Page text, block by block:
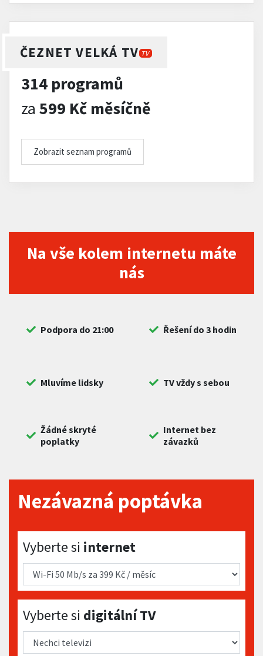
ČEZNET VELKÁ TV TV
314 programů
za 599 Kč měsíčně
Zobrazit seznam programů
Na vše kolem internetu máte
nás
Podpora do 21:00 Řešení do 3 hodin
Mluvíme lidsky TV vždy s sebou
Žádné skryté
poplatky
Internet bez
závazků
Nezávazná poptávka
Vyberte si internet
Vyberte si internet
Vyberte si digitální TV
Vyberte si digitální TV